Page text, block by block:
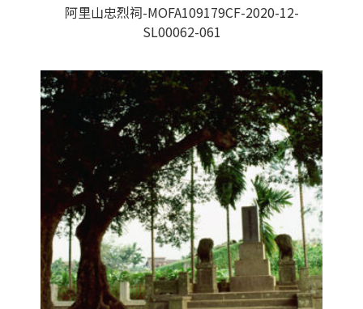
阿里山忠烈祠-MOFA109179CF-2020-12-
SL00062-061